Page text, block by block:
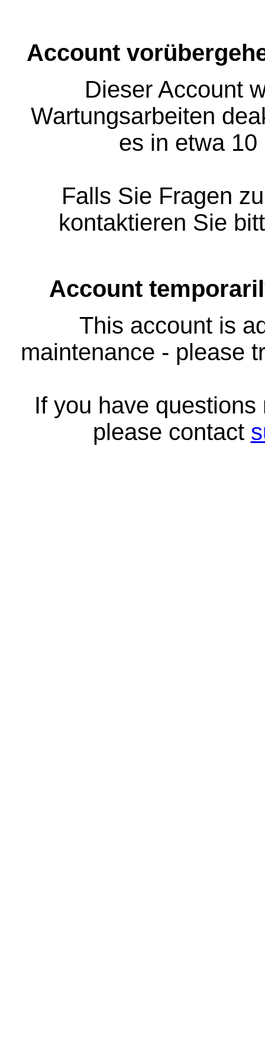
Account
Dieser Account
Wartungsarbeiten
es in etwa
Falls Sie Fragen
kontaktieren Sie
Account
This account is
maintenance - please
If you have
please contact